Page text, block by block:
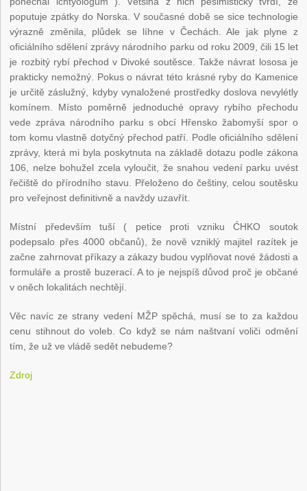
poputuje zpátky do Norska. V současné době se sice technologie
výrazně změnila, plůdek se líhne v Čechách. Ale jak plyne z
oficiálního sdělení zprávy národního parku od roku 2009, čili 15 let
je rozbitý rybí přechod v Divoké soutěsce. Takže návrat lososa je
prakticky nemožný. Pokus o návrat této krásné ryby do Kamenice
je určitě záslužný, kdyby vynaložené prostředky doslova nevylétly
komínem. Místo poměrně jednoduché opravy rybího přechodu
vede zpráva národního parku s obcí Hřensko žabomyší spor o
tom komu vlastně dotyčný přechod patří. Podle oficiálního sdělení
zprávy, která mi byla poskytnuta na základě dotazu podle zákona
106, nelze bohužel zcela vyloučit, že snahou vedení parku uvést
řečiště do přírodního stavu. Přeloženo do češtiny, celou soutěsku
pro veřejnost definitivně a navždy uzavřít.
Místní především tuší ( petice proti vzniku ĆHKO soutok
podepsalo přes 4000 občanů), že nově vzniklý majitel razítek je
začne zahrnovat příkazy a zákazy budou vyplňovat nové žádosti a
formuláře a prostě buzerací. A to je nejspíš důvod proč je občané
v oněch lokalitách nechtějí.
Věc navíc ze strany vedení MŽP spěchá, musí se to za každou
cenu stihnout do voleb. Co když se nám naštvaní voliči odmění
tím, že už ve vládě sedět nebudeme?
Zdroj